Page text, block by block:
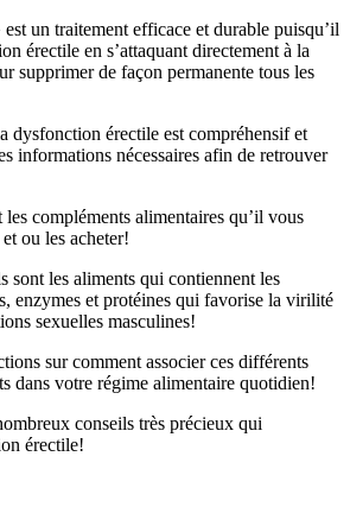
un traitement efficace et durable puisqu’il
érectile en s’attaquant directement à la
supprimer de façon permanente tous les
dysfonction érectile est compréhensif et
informations nécessaires afin de retrouver
les compléments alimentaires qu’il vous
ou les acheter!
sont les aliments qui contiennent les
enzymes et protéines qui favorise la virilité
sexuelles masculines!
sur comment associer ces différents
dans votre régime alimentaire quotidien!
conseils très précieux qui
érectile!